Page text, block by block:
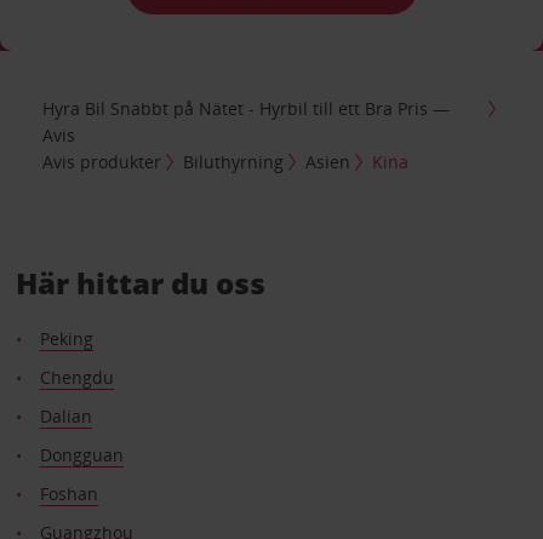
Hyra Bil Snabbt på Nätet - Hyrbil till ett Bra Pris —
Avis
Avis produkter
Biluthyrning Asien Kina
Här hittar du oss
Peking
Chengdu
Dalian
Dongguan
Foshan
Guangzhou